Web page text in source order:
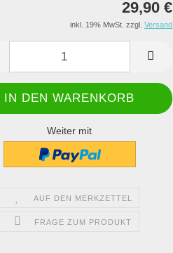
29,90 €
inkl. 19% MwSt. zzgl. Versand
Weiter mit
AUF DEN MERKZETTEL
FRAGE ZUM PRODUKT